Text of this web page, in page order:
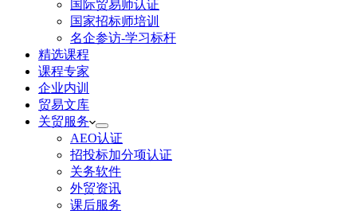
国际贸易师认证
国家招标师培训
名企参访-学习标杆
精选课程
课程专家
企业内训
贸易文库
关贸服务
AEO认证
招投标加分项认证
关务软件
外贸资讯
课后服务